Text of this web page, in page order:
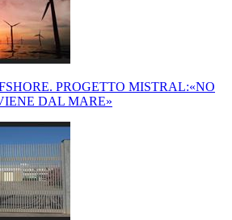
PROGETTO MISTRAL:«NO
DAL MARE»